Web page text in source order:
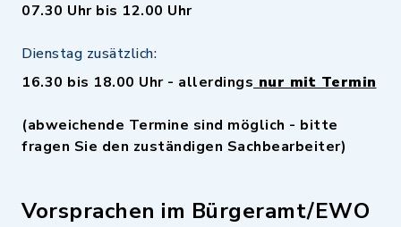
07.30 Uhr bis 12.00 Uhr
Dienstag zusätzlich:
16.30 bis 18.00 Uhr - allerdings nur mit Termin
(abweichende Termine sind möglich - bitte
fragen Sie den zuständigen Sachbearbeiter)
Vorsprachen im Bürgeramt/EWO